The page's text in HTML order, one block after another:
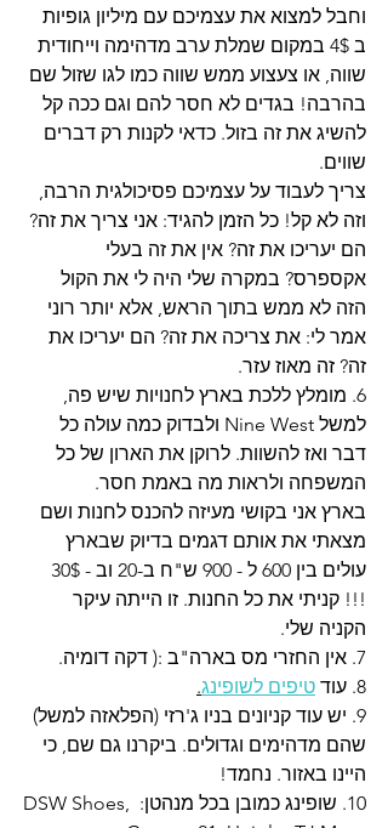
וחבל למצוא את עצמיכם עם מיליון גופיות
ב 4$ במקום שמלת ערב מדהימה וייחודית
שווה, או צעצוע ממש שווה כמו לגו שזול שם
בהרבה! בגדים לא חסר להם וגם ככה קל
להשיג את זה בזול. כדאי לקנות רק דברים
שווים.
צריך לעבוד על עצמיכם פסיכולגית הרבה,
וזה לא קל! כל הזמן להגיד: אני צריך את זה?
הם יעריכו את זה? אין את זה בעלי
אקספרס? במקרה שלי היה לי את הקול
הזה לא ממש בתוך הראש, אלא יותר רוני
אמר לי: את צריכה את זה? הם יעריכו את
זה? זה מאוז עזר.
6. מומלץ ללכת בארץ לחנויות שיש פה,
למשל Nine West ולבדוק כמה עולה כל
דבר ואז להשוות. לרוקן את הארון של כל
המשפחה ולראות מה באמת חסר.
בארץ אני בקושי מעיזה להכנס לחנות ושם
מצאתי את אותם דגמים בדיוק שבארץ
!!! קניתי את כל החנות. זו הייתה עיקר
הקניה שלי.
7. אין החזרי מס בארה"ב :( דקה דומיה.
8. עוד
טיפים לשופינג.
9. יש עוד קניונים בניו ג'רזי (הפלאזה למשל)
שהם מדהימים וגדולים. ביקרנו גם שם, כי
היינו באזור. נחמד!
10. שופינג כמובן בכל מנהטן: DSW Shoes,